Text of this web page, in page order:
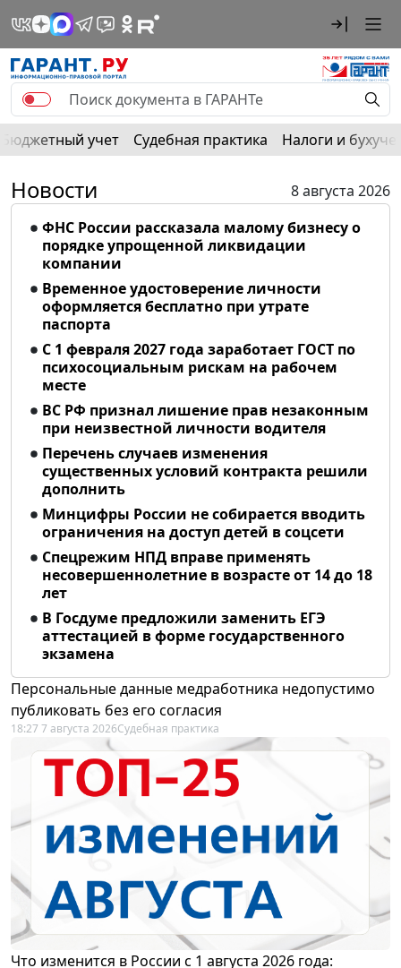
Бюджетный учет Судебная практика Налоги и
Новости
8 августа 2026
ФНС России рассказала малому бизнесу о
порядке упрощенной ликвидации
компании
Временное удостоверение личности
оформляется бесплатно при утрате
паспорта
С 1 февраля 2027 года заработает ГОСТ по
психосоциальным рискам на рабочем
месте
ВС РФ признал лишение прав незаконным
при неизвестной личности водителя
Перечень случаев изменения
существенных условий контракта решили
дополнить
Минцифры России не собирается вводить
ограничения на доступ детей в соцсети
Спецрежим НПД вправе применять
несовершеннолетние в возрасте от 14 до 18
лет
В Госдуме предложили заменить ЕГЭ
аттестацией в форме государственного
экзамена
Персональные данные медработника недопустимо
публиковать без его согласия
18:27 7 августа 2026Судебная практика
Что изменится в России с 1 августа 2026 года: